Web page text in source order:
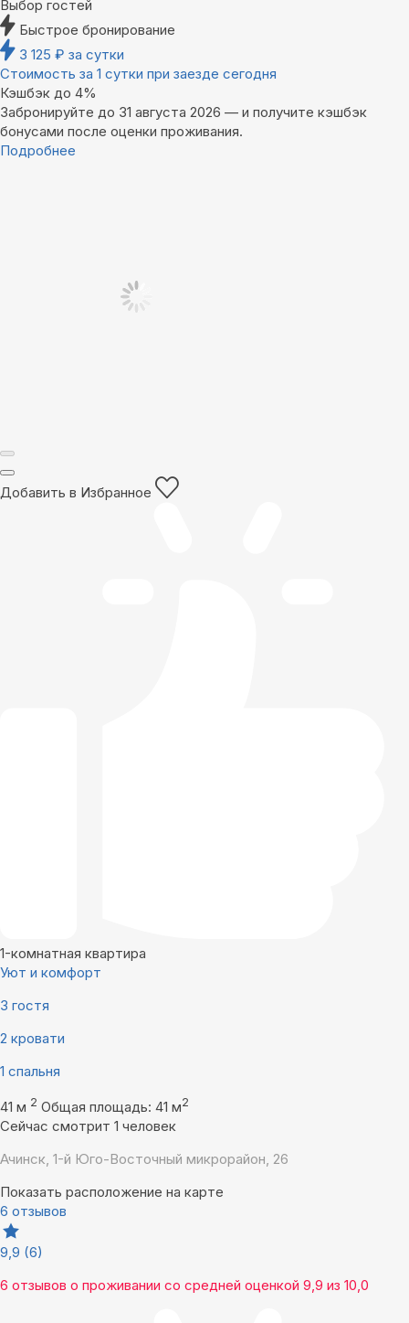
Выбор гостей
Быстрое бронирование
3 125 ₽ за сутки
Стоимость за 1 сутки при заезде сегодня
Кэшбэк до 4%
Забронируйте до 31 августа 2026 — и получите кэшбэк
бонусами после оценки проживания.
Подробнее
Добавить в Избранное
1-комнатная квартира
Уют и комфорт
3 гостя
2 кровати
1 спальня
41 м 2 Общая площадь: 41 м2
Сейчас смотрит 1 человек
Ачинск, 1-й Юго-Восточный микрорайон, 26
Показать расположение на карте
6 отзывов
9,9 (6)
6 отзывов о проживании со средней оценкой 9,9 из 10,0